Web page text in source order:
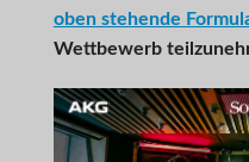
oben stehende
Wettbewerb